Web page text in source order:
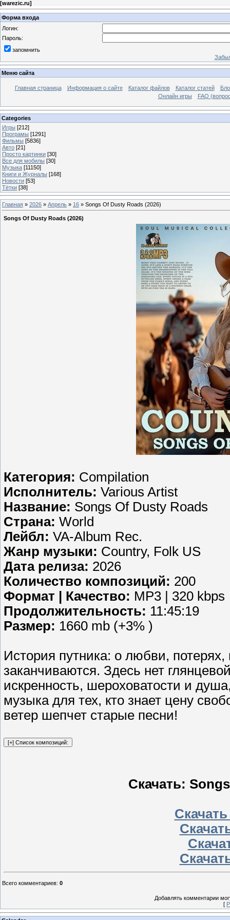
[warezic.ru]
Форма входа
Логин:
Пароль:
запомнить
Меню сайта
Главная страница Информация о сайте Каталог файлов Каталог статей
Онлайн игры
FAQ
Categories
Игры [212]
Програмы [1291]
Фильмы [5836]
Авто [21]
Просто картинки [30]
Все для мобилы [30]
Музыка [11150]
Книги и Журналы [168]
Новости [53]
Тётки [38]
Главная » 2026 » Апрель » 16 » Songs Of Dusty Roads (2026)
Songs Of Dusty Roads (2026)
Категория: Compilation
Исполнитель: Various Artist
Название: Songs Of Dusty Roads
Страна: World
Лейбл: VA-Album Rec.
Жанр музыки: Country, Folk US
Дата релиза: 2026
Количество композиций: 200
Формат | Качество: MP3 | 320 kbps
Продолжительность: 11:45:19
Размер: 1660 mb (+3% )
История путника: о любви, потерях,
заканчиваются. Здесь нет
искренность, шероховатости и
музыка для тех, кто знает цену
ветер шепчет старые песни!
Скачать:
Всего комментариев: 0
Добавлять комментарии
[